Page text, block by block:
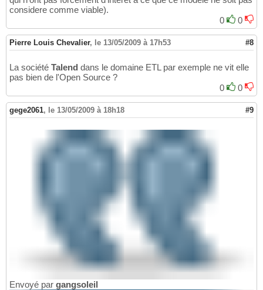
considere comme viable).
0
0
Pierre Louis Chevalier, le 13/05/2009 à 17h53 #8
La société Talend dans le domaine ETL par exemple ne vit elle
pas bien de l'Open Source ?
0
0
gege2061, le 13/05/2009 à 18h18 #9
Envoyé par gangsoleil